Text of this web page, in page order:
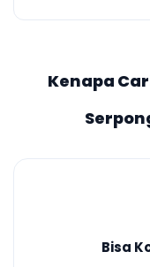
Kenapa
Bisa